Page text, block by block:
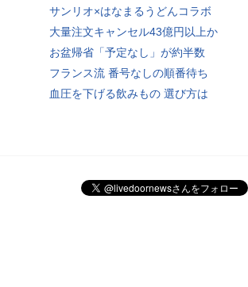
サンリオ×はなまるうどんコラボ
大量注文キャンセル43億円以上か
お盆帰省「予定なし」が約半数
フランス流 番号なしの順番待ち
血圧を下げる飲みもの 選び方は